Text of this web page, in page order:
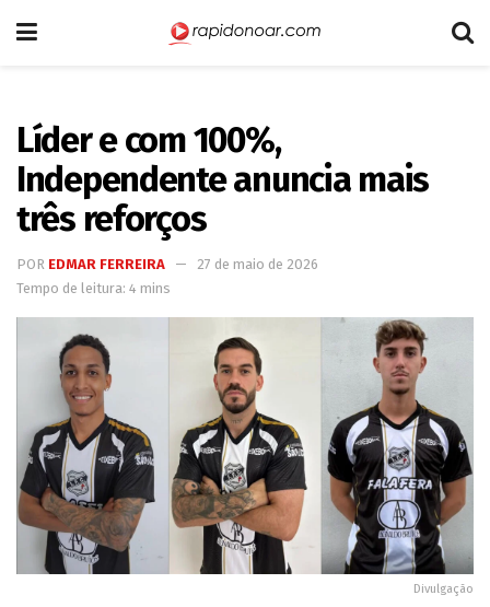
Líder e com 100%,
Independente anuncia mais
três reforços
POR EDMAR FERREIRA
27 de maio de 2026
Tempo de leitura: 4 mins
Divulgação